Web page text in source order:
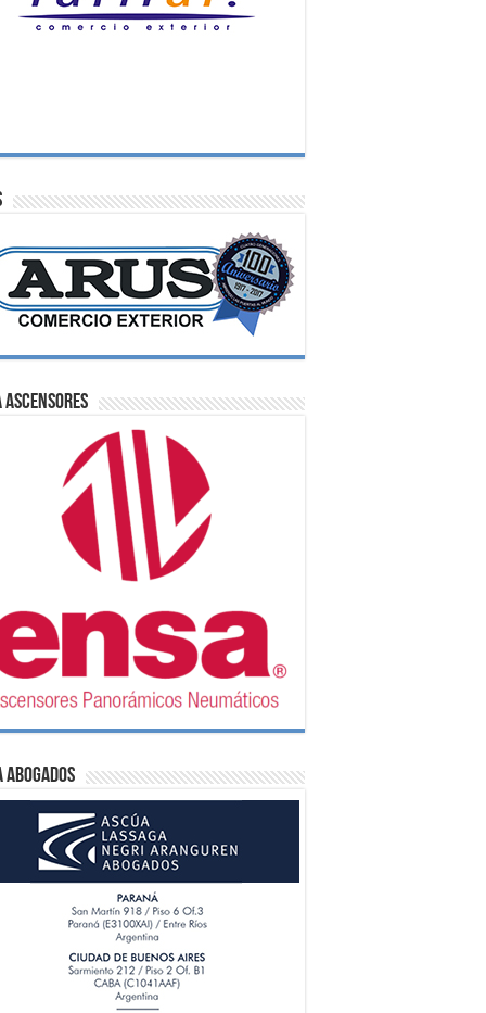
Ascensores
Abogados